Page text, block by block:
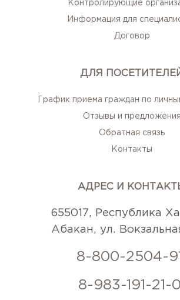
Контролирующие
Информация для
Договор
ДЛЯ
График приема граждан по
Отзывы и предложения
Обратная связь
Контакты
АДРЕС И
655017, Республика
Абакан, ул.
8-800-2504-
8-983-191-21-